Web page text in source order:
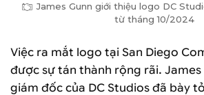
James Gunn giới thiệu logo DC
từ tháng 10/2024
Việc ra mắt logo tại San Diego
được sự tán thành rộng rãi. James
giám đốc của DC Studios đã bày